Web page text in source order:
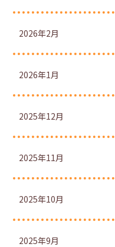
2026年2月
2026年1月
2025年12月
2025年11月
2025年10月
2025年9月